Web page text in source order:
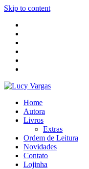
Skip to content
Home
Autora
Livros
Extras
Ordem de Leitura
Novidades
Contato
Lojinha